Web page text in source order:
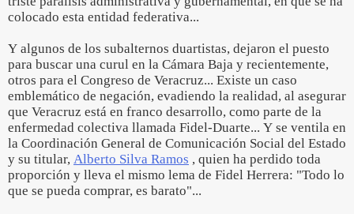
colocado esta entidad federativa...
Y algunos de los subalternos duartistas, dejaron el puesto
para buscar una curul en la Cámara Baja y recientemente,
otros para el Congreso de Veracruz... Existe un caso
emblemático de negación, evadiendo la realidad, al asegurar
que Veracruz está en franco desarrollo, como parte de la
enfermedad colectiva llamada Fidel-Duarte... Y se ventila en
la Coordinación General de Comunicación Social del Estado
y su titular, Alberto Silva Ramos , quien ha perdido toda
proporción y lleva el mismo lema de Fidel Herrera: "Todo lo
que se pueda comprar, es barato"...